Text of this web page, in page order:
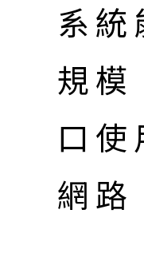
系
規
口
網路